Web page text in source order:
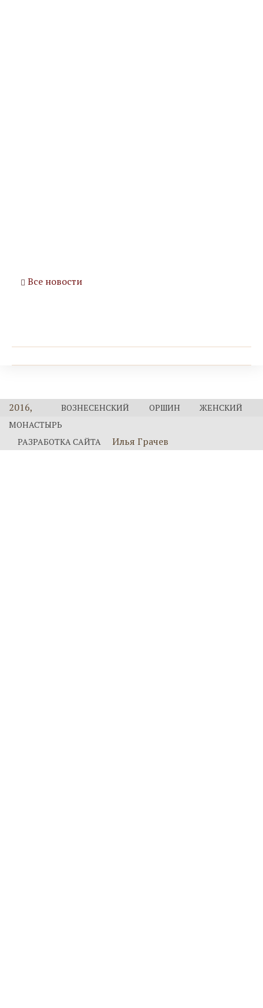
Все новости
2016,
ВОЗНЕСЕНСКИЙ ОРШИН ЖЕНСКИЙ
МОНАСТЫРЬ
РАЗРАБОТКА САЙТА
Илья Грачев